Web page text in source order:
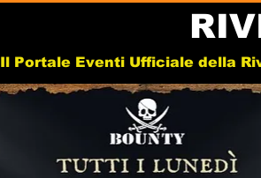
Il Portale Eventi Ufficiale della